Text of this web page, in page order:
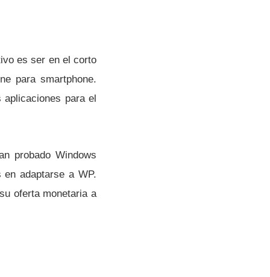
es ser en el corto
para smartphone.
para el
probado Windows
adaptarse a WP.
oferta monetaria a